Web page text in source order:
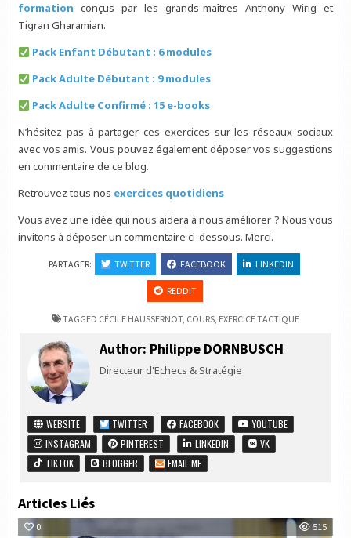
formation conçus par les grands-maîtres Anthony Wirig et
Tigran Gharamian.
Pack Enfant Débutant : 6 modules
Pack Adulte Débutant : 9 modules
Pack Adulte Confirmé : 15 e-books
N’hésitez pas à partager ces exercices sur les réseaux sociaux
avec vos amis. Vous pouvez également déposer vos suggestions
en commentaire de ce blog.
Retrouvez tous nos exercices quotidiens
Vous avez une idée qui nous aidera à nous améliorer ? Nous vous
invitons à déposer un commentaire ci-dessous. Merci.
PARTAGER: TWITTER FACEBOOK LINKEDIN
REDDIT
TAGGED CÉCILE HAUSSERNOT, COURS, EXERCICE TACTIQUE
Author: Philippe DORNBUSCH
Directeur d'Echecs & Stratégie
WEBSITE TWITTER FACEBOOK
YOUTUBE
INSTAGRAM
PINTEREST LINKEDIN
VK
TIKTOK
BLOGGER EMAIL ME
Articles Liés
0 515